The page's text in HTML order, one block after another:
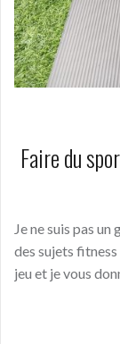
Faire du
Je ne suis pas
des sujets fitness
jeu et je vous